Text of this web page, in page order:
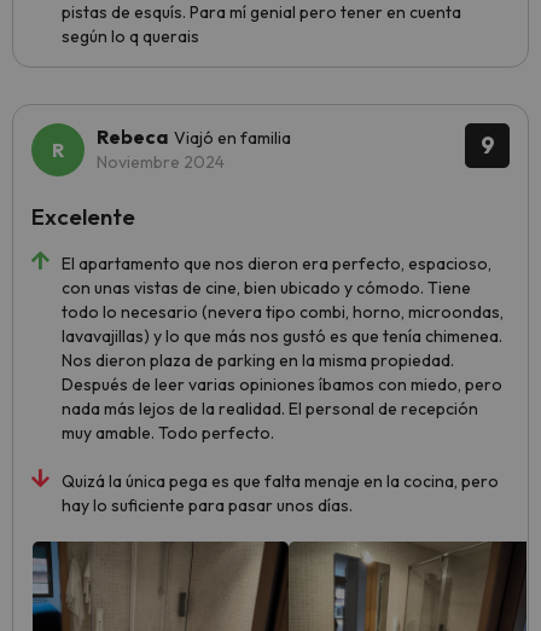
pistas de esquís. Para mí genial pero tener en cuenta
según lo q querais
9
Rebeca Viajó en familia
Noviembre 2024
El apartamento que nos dieron era perfecto, espacioso,
con unas vistas de cine, bien ubicado y cómodo. Tiene
todo lo necesario (nevera tipo combi, horno, microondas,
lavavajillas) y lo que más nos gustó es que tenía chimenea.
Nos dieron plaza de parking en la misma propiedad.
Después de leer varias opiniones íbamos con miedo, pero
nada más lejos de la realidad. El personal de recepción
muy amable. Todo perfecto.
Quizá la única pega es que falta menaje en la cocina, pero
hay lo suficiente para pasar unos días.
Excelente